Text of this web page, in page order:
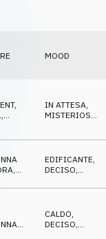
MOOD
IN ATTESA
MISTERIOSO
EDIFICANTE
DECISO
CALDO
DECISO